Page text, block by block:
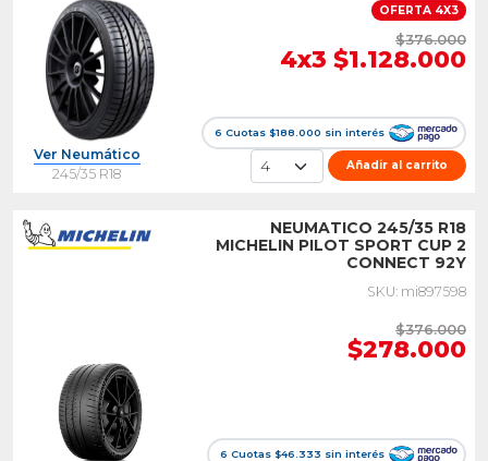
OFERTA 4X3
$376.000
4x3 $1.128.000
6 Cuotas $188.000 sin interés
Ver Neumático
245/35 R18
Añadir al carrito
NEUMATICO 245/35 R18
MICHELIN PILOT SPORT CUP 2
CONNECT 92Y
SKU: mi897598
$376.000
$278.000
6 Cuotas $46.333 sin interés